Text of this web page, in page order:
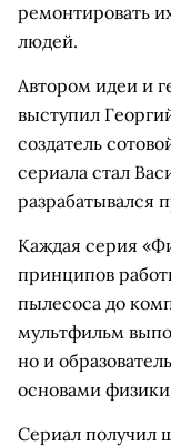
ремонтировать
людей.
Автором идеи и
выступил
создатель
сериала стал
разрабатывался
Каждая серия
принципов
пылесоса до
мультфильм
но и
основами
Сериал получил